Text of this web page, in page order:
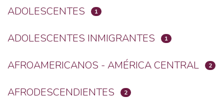
ADOLESCENTES 1
ADOLESCENTES INMIGRANTES 1
AFROAMERICANOS - AMÉRICA CENTRAL 2
AFRODESCENDIENTES 2